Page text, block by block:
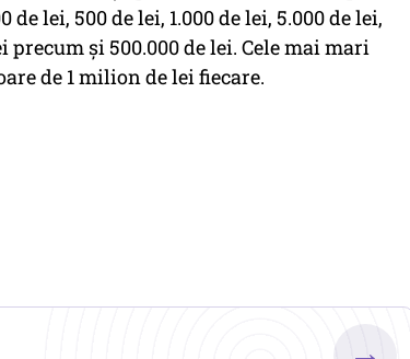
de lei, 500 de lei, 1.000 de lei, 5.000 de lei,
precum şi 500.000 de lei. Cele mai mari
de 1 milion de lei fiecare.